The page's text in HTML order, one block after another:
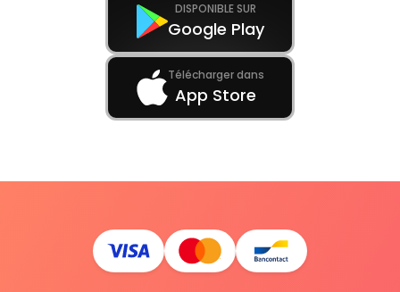
DISPONIBLE SUR
Google Play
Télécharger dans
App Store